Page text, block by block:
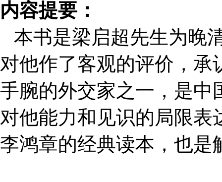
内容提要：
本书是梁启超先生为晚
对他作了客观的评价，
手腕的外交家之一，是中
对他能力和见识的局限
李鸿章的经典读本，也是